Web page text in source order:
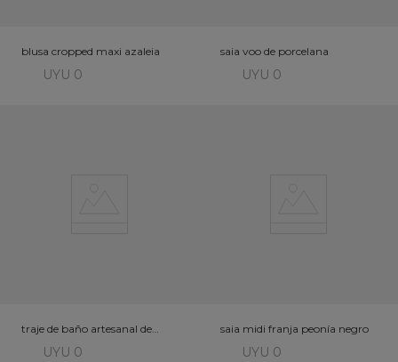
blusa cropped maxi azaleia
UYU 0
saia voo de porcelana
UYU 0
traje de baño artesanal de
UYU 0
saia midi franja peonía negro
UYU 0